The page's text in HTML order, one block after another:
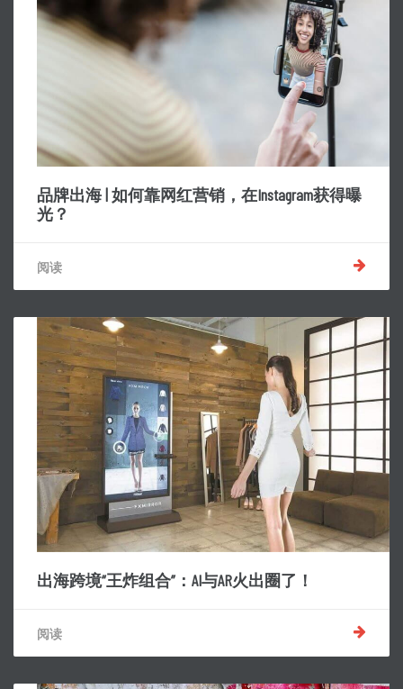
品牌出海 | 如何靠网红营销，在Instagram获得曝
光？
阅读
出海跨境“王炸组合”：AI与AR火出圈了！
阅读